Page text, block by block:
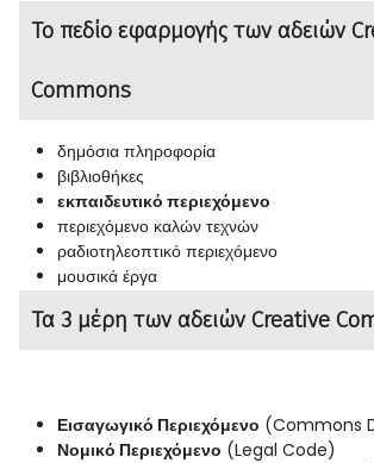
Το πεδίο εφαρμογής των αδειών
Commons
δημόσια πληροφορία
βιβλιοθήκες
εκπαιδευτικό περιεχόμενο
περιεχόμενο καλών τεχνών
ραδιοτηλεοπτικό περιεχόμενο
μουσικά έργα
Τα 3 μέρη των αδειών Creative
Εισαγωγικό Περιεχόμενο (Commons
Νομικό Περιεχόμενο (Legal Code)